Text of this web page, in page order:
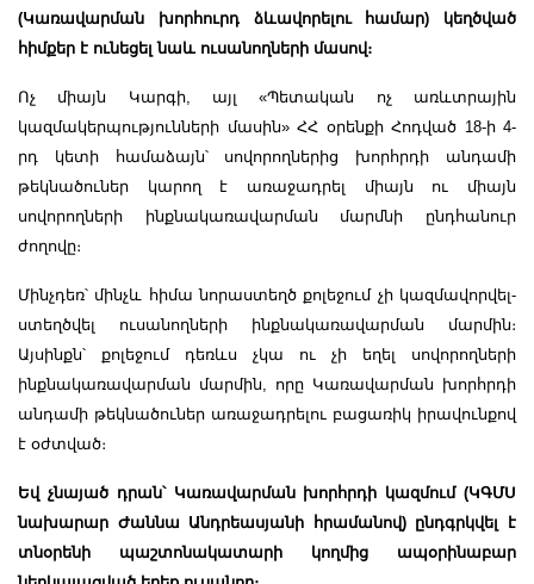
(Կառավարման խորհուրդ ձևավորելու համար) կեղծված
հիմքեր է ունեցել նաև ուսանողների մասով։
Ոչ միայն Կարգի, այլ «Պետական ոչ առևտրային
կազմակերպությունների մասին» ՀՀ օրենքի Հոդված 18-ի 4-
րդ կետի համաձայն՝ սովորողներից խորհրդի անդամի
թեկնածուներ կարող է առաջադրել միայն ու միայն
սովորողների ինքնակառավարման մարմնի ընդհանուր
ժողովը։
Մինչդեռ՝ մինչև հիմա նորաստեղծ քոլեջում չի կազմավորվել-
ստեղծվել ուսանողների ինքնակառավարման մարմին։
Այսինքն՝ քոլեջում դեռևս չկա ու չի եղել սովորողների
ինքնակառավարման մարմին, որը Կառավարման խորհրդի
անդամի թեկնածուներ առաջադրելու բացառիկ իրավունքով
է օժտված։
Եվ չնայած դրան՝ Կառավարման խորհրդի կազմում (ԿԳՄՍ
նախարար Ժաննա Անդրեասյանի հրամանով) ընդգրկվել է
տնօրենի պաշտոնակատարի կողմից ապօրինաբար